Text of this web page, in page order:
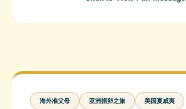
海外准父母 亚洲捐卵之旅 美国夏威夷